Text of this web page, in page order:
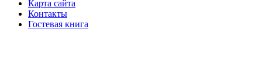
Карта сайта
Контакты
Гостевая книга